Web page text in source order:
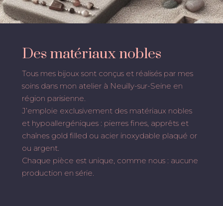
Des matériaux nobles
Tous mes bijoux sont conçus et réalisés par mes
soins dans mon atelier à Neuilly-sur-Seine en
région parisienne.
J’emploie exclusivement des matériaux nobles
et hypoallergéniques : pierres fines, apprêts et
chaînes gold filled ou acier inoxydable plaqué or
ou argent.
Chaque pièce est unique, comme nous : aucune
production en série.